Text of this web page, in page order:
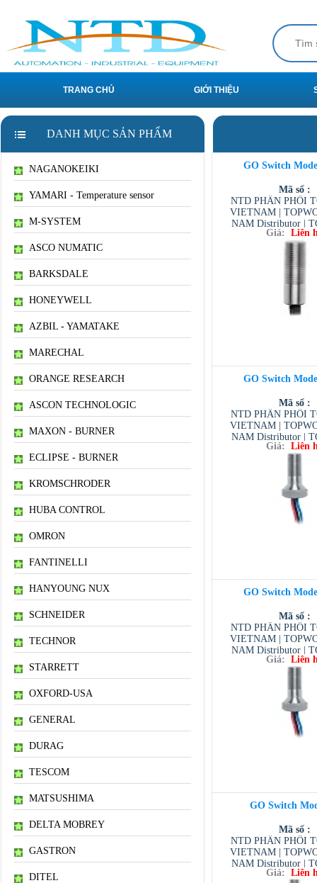
TRANG CHỦ GIỚI THIỆU
DANH MỤC SẢN PHẨM
NAGANOKEIKI
YAMARI - Temperature sensor
M-SYSTEM
ASCO NUMATIC
BARKSDALE
HONEYWELL
AZBIL - YAMATAKE
MARECHAL
ORANGE RESEARCH
ASCON TECHNOLOGIC
MAXON - BURNER
ECLIPSE - BURNER
KROMSCHRODER
HUBA CONTROL
OMRON
FANTINELLI
HANYOUNG NUX
SCHNEIDER
TECHNOR
STARRETT
OXFORD-USA
GENERAL
DURAG
TESCOM
MATSUSHIMA
DELTA MOBREY
GASTRON
DITEL
GO Switch
Mã số :
NTD PHÂN PHỐI
VIETNAM |
NAM Distributor |
VIETNAM GIÁ CẢ
/ ASCO VIETNAM
VIETNAM /
Giá: Liên
GO Switch
Mã số :
NTD PHÂN PHỐI
VIETNAM |
NAM Distributor |
VIETNAM GIÁ CẢ
Giá: Liên
GO Switch
Mã số :
NTD PHÂN PHỐI
VIETNAM |
NAM Distributor |
VIETNAM GIÁ CẢ
Giá: Liên
GO Switch
Mã số :
NTD PHÂN PHỐI
VIETNAM |
NAM Distributor |
VIETNAM GIÁ CẢ
Giá: Liên